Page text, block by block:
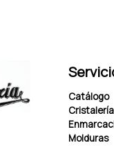
Catálogo
Cristalería
Molduras